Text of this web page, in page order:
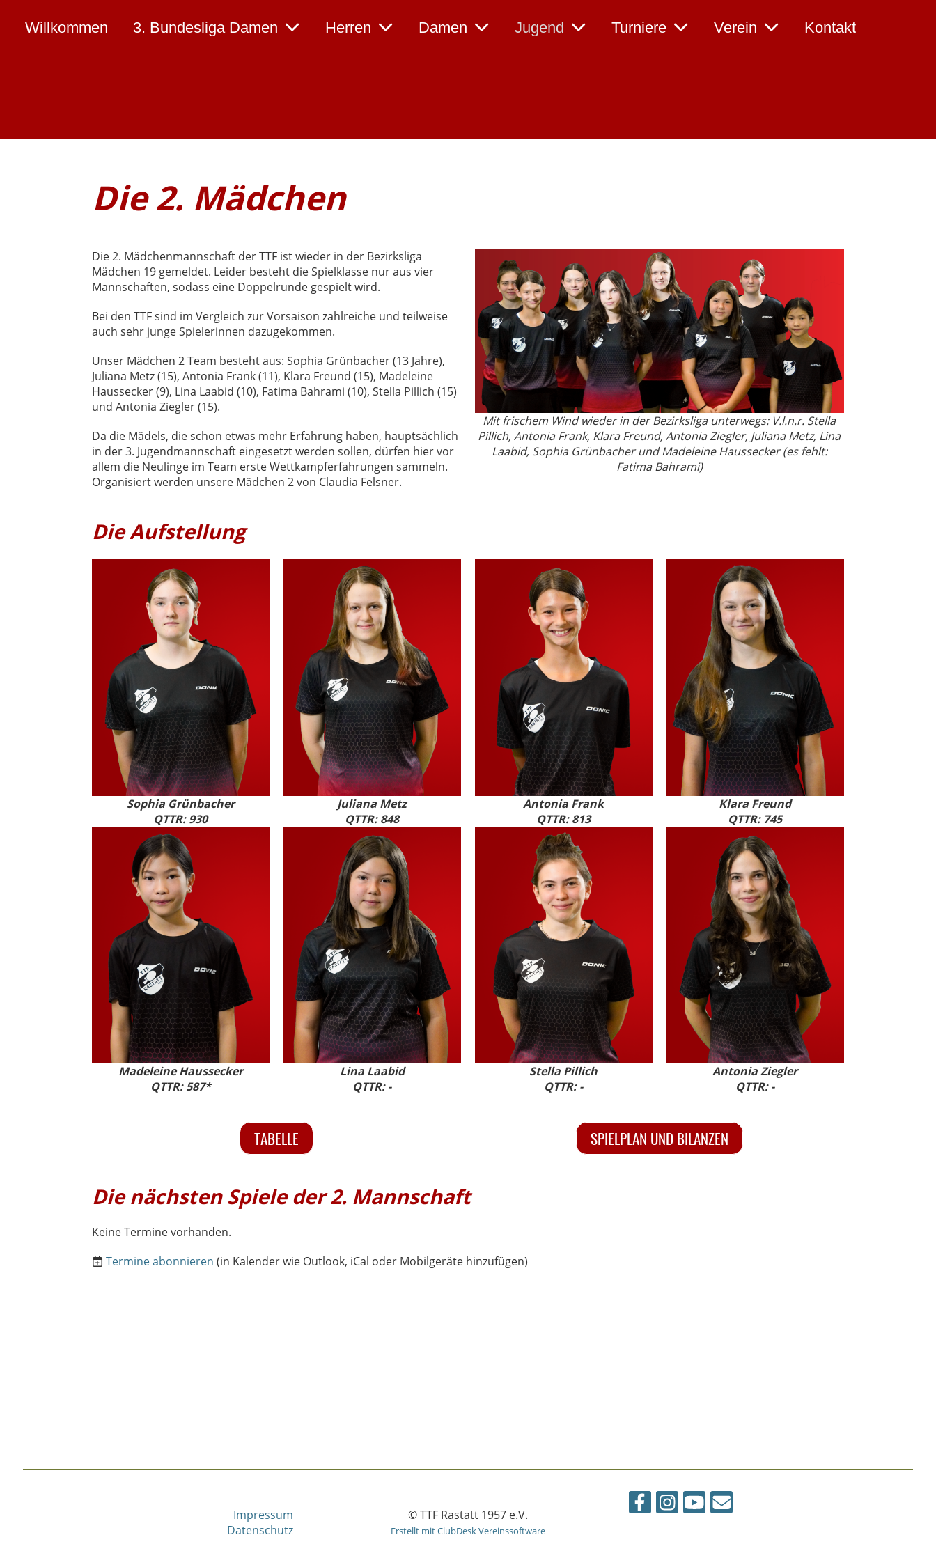
Willkommen 3. Bundesliga Damen Herren Damen Jugend Turniere Verein Kontakt
Die 2. Mädchen
Die 2. Mädchenmannschaft der TTF ist wieder in der Bezirksliga
Mädchen 19 gemeldet. Leider besteht die Spielklasse nur aus vier
Mannschaften, sodass eine Doppelrunde gespielt wird.
Bei den TTF sind im Vergleich zur Vorsaison zahlreiche und teilweise
auch sehr junge Spielerinnen dazugekommen.
Unser Mädchen 2 Team besteht aus: Sophia Grünbacher (13 Jahre),
Juliana Metz (15), Antonia Frank (11), Klara Freund (15), Madeleine
Haussecker (9), Lina Laabid (10), Fatima Bahrami (10), Stella Pillich (15)
und Antonia Ziegler (15).
Da die Mädels, die schon etwas mehr Erfahrung haben, hauptsächlich
in der 3. Jugendmannschaft eingesetzt werden sollen, dürfen hier vor
allem die Neulinge im Team erste Wettkampferfahrungen sammeln.
Organisiert werden unsere Mädchen 2 von Claudia Felsner.
Mit frischem Wind wieder in der Bezirksliga unterwegs: V.l.n.r. Stella
Pillich, Antonia Frank, Klara Freund, Antonia Ziegler, Juliana Metz, Lina
Laabid, Sophia Grünbacherund Madeleine Haussecker (es fehlt:
Fatima Bahrami)
Die Aufstellung
Sophia Grünbacher
QTTR: 930
Madeleine Haussecker
QTTR: 587*
Juliana Metz
QTTR: 848
Lina Laabid
QTTR: -
Antonia Frank
QTTR: 813
Stella Pillich
QTTR: -
Klara Freund
QTTR: 745
Antonia Ziegler
QTTR: -
TABELLE SPIELPLAN UND BILANZEN
Die nächsten Spiele der 2. Mannschaft
Keine Termine vorhanden.
Termine abonnieren (in Kalender wie Outlook, iCal oder Mobilgeräte hinzufügen)
Impressum
Datenschutz
© TTF Rastatt 1957 e.V.
Erstellt mit ClubDesk Vereinssoftware